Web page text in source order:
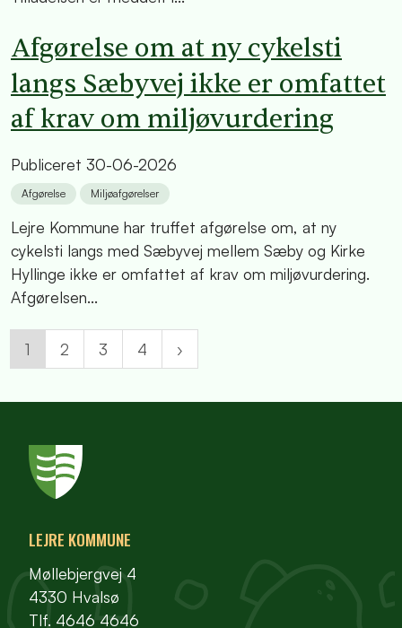
Afgørelse om at ny cykelsti
langs Sæbyvej ikke er omfattet
af krav om miljøvurdering
Publiceret 30-06-2026
Afgørelse Miljøafgørelser
Lejre Kommune har truffet afgørelse om, at ny
cykelsti langs med Sæbyvej mellem Sæby og Kirke
Hyllinge ikke er omfattet af krav om miljøvurdering.
Afgørelsen...
1 2 3 4
LEJRE KOMMUNE
Møllebjergvej 4
4330 Hvalsø
Tlf. 4646 4646